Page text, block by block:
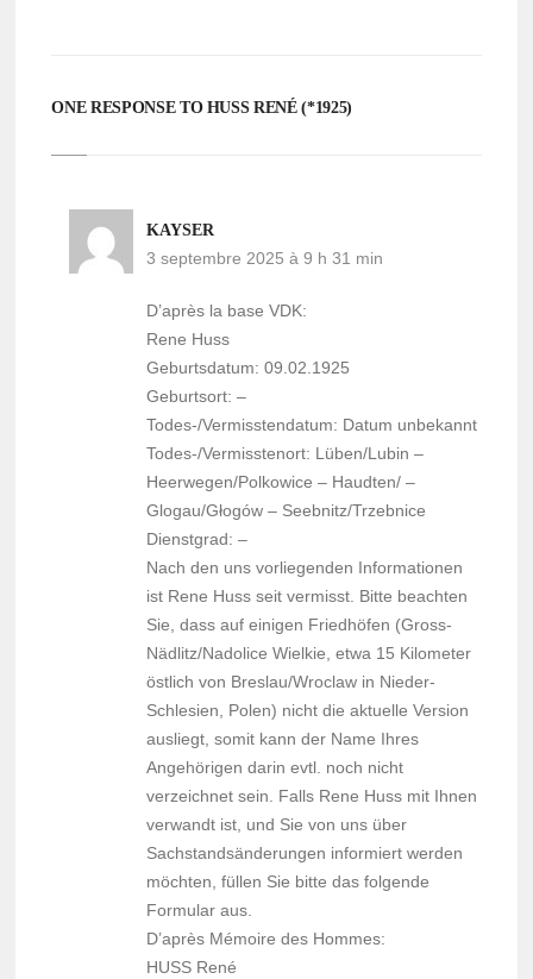
ONE RESPONSE TO HUSS RENÉ (*1925)
KAYSER
3 septembre 2025 à 9 h 31 min
D’après la base VDK:
Rene Huss
Geburtsdatum: 09.02.1925
Geburtsort: –
Todes-/Vermisstendatum: Datum unbekannt
Todes-/Vermisstenort: Lüben/Lubin –
Heerwegen/Polkowice – Haudten/ –
Glogau/Głogów – Seebnitz/Trzebnice
Dienstgrad: –
Nach den uns vorliegenden Informationen
ist Rene Huss seit vermisst. Bitte beachten
Sie, dass auf einigen Friedhöfen (Gross-
Nädlitz/Nadolice Wielkie, etwa 15 Kilometer
östlich von Breslau/Wroclaw in Nieder-
Schlesien, Polen) nicht die aktuelle Version
ausliegt, somit kann der Name Ihres
Angehörigen darin evtl. noch nicht
verzeichnet sein. Falls Rene Huss mit Ihnen
verwandt ist, und Sie von uns über
Sachstandsänderungen informiert werden
möchten, füllen Sie bitte das folgende
Formular aus.
D’après Mémoire des Hommes:
HUSS René